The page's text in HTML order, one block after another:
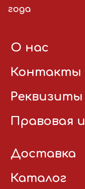
года
О нас
Контакты
Реквизиты
Правовая
Доставка
Каталог